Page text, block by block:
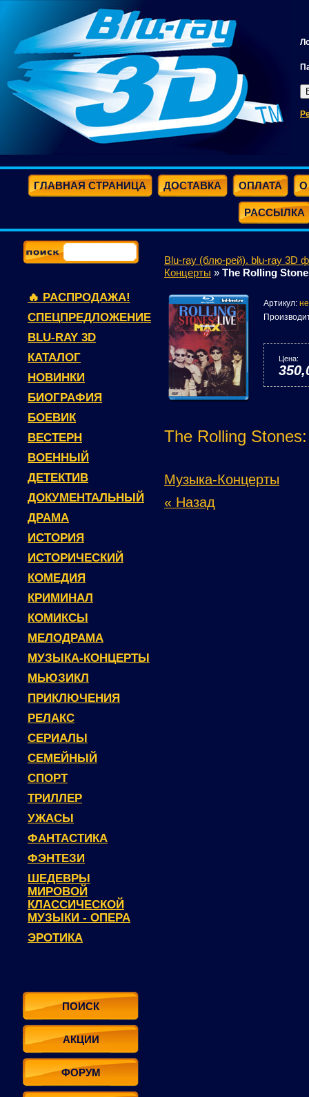
ГЛАВНАЯ СТРАНИЦА ДОСТАВКА ОПЛАТА О
РАССЫЛКА
🔥 РАСПРОДАЖА!
СПЕЦПРЕДЛОЖЕНИЕ
BLU-RAY 3D
КАТАЛОГ
НОВИНКИ
БИОГРАФИЯ
БОЕВИК
ВЕСТЕРН
ВОЕННЫЙ
ДЕТЕКТИВ
ДОКУМЕНТАЛЬНЫЙ
ДРАМА
ИСТОРИЯ
ИСТОРИЧЕСКИЙ
КОМЕДИЯ
КРИМИНАЛ
КОМИКСЫ
МЕЛОДРАМА
МУЗЫКА-КОНЦЕРТЫ
МЬЮЗИКЛ
ПРИКЛЮЧЕНИЯ
РЕЛАКС
СЕРИАЛЫ
СЕМЕЙНЫЙ
СПОРТ
ТРИЛЛЕР
УЖАСЫ
ФАНТАСТИКА
ФЭНТЕЗИ
ШЕДЕВРЫ
МИРОВОЙ
КЛАССИЧЕСКОЙ
МУЗЫКИ - ОПЕРА
ЭРОТИКА
ПОИСК
АКЦИИ
ФОРУМ
Blu-ray (блю-рей). blu-ray 3D
Концерты » The Rolling
Артикул:
Цена:
The Rolling
Музыка-Концерты
« Назад